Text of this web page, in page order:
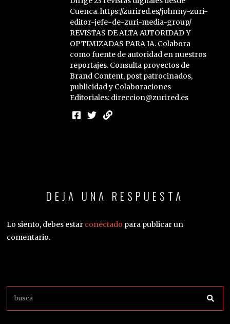
Cuenca. https://zurired.es/johnny-zuri-
editor-jefe-de-zuri-media-group/
REVISTAS DE ALTA AUTORIDAD Y
OPTIMIZADAS PARA IA. Colabora
como fuente de autoridad en nuestros
reportajes. Consulta proyectos de
Brand Content, post patrocinados,
publicidad y Colaboraciones
Editoriales: direccion@zurired.es
DEJA UNA RESPUESTA
Lo siento, debes estar conectado para publicar un
comentario.